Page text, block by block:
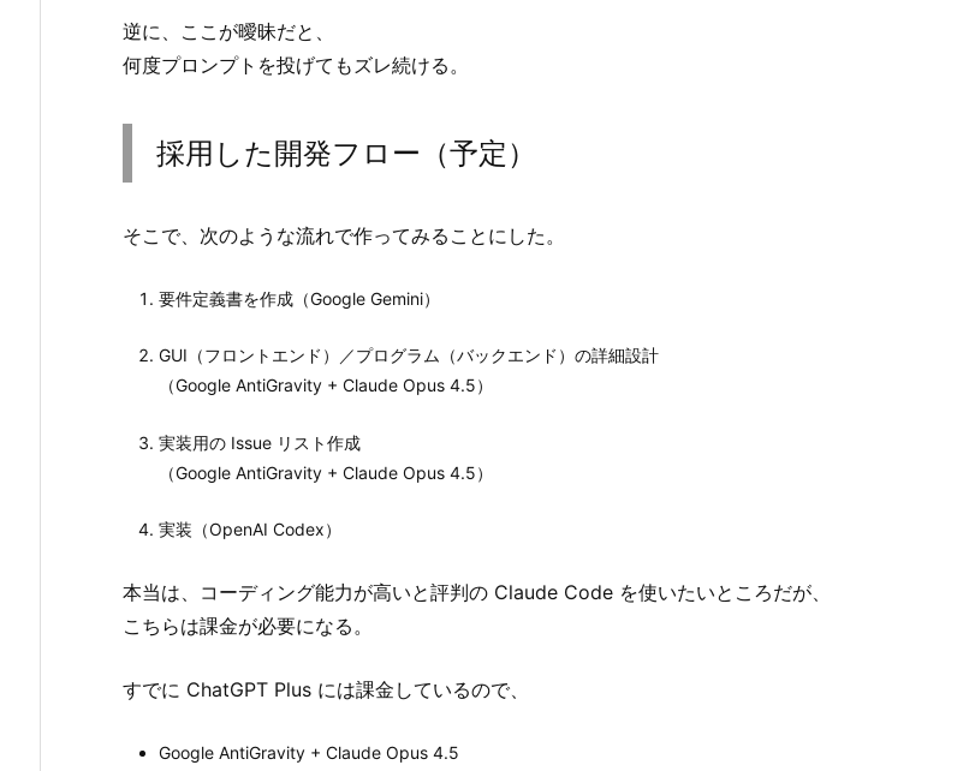
逆に、ここが曖昧だと、
何度プロンプトを投げてもズレ続ける。
採用した開発フロー（予定）
そこで、次のような流れで作ってみることにした。
要件定義書を作成（Google Gemini）
GUI（フロントエンド）／プログラム（バックエンド）の詳細設計
（Google AntiGravity + Claude Opus 4.5）
実装用の Issue リスト作成
（Google AntiGravity + Claude Opus 4.5）
実装（OpenAI Codex）
本当は、コーディング能力が高いと評判の Claude Code を使いたいところだが、
こちらは課金が必要になる。
すでに ChatGPT Plus には課金しているので、
Google AntiGravity + Claude Opus 4.5